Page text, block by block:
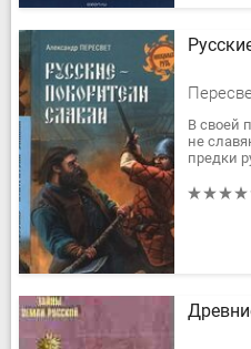
В своей
не
предки